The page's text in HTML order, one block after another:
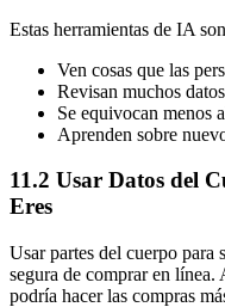
Estas herramientas de IA
Ven cosas que las
Revisan muchos
Se equivocan menos
Aprenden sobre
11.2 Usar Datos del
Eres
Usar partes del cuerpo para
segura de comprar en línea.
podría hacer las compras